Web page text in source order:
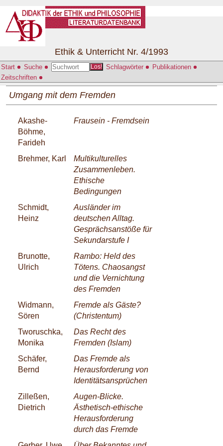
Start Suche Los! Schlagwörter
Publikationen
Zeitschriften
Ethik & Unterricht Nr. 4/1993
Umgang mit dem Fremden
Akashe-
Böhme,
Farideh
Frausein - Fremdsein
Brehmer, Karl
Multikulturelles
Zusammenleben.
Ethische
Bedingungen
Schmidt,
Heinz
Ausländer im
deutschen Alltag.
Gesprächsanstöße für
Sekundarstufe I
Brunotte,
Ulrich
Rambo: Held des
Tötens. Chaosangst
und die Vernichtung
des Fremden
Widmann,
Sören
Fremde als Gäste?
(Christentum)
Tworuschka,
Monika
Das Recht des
Fremden (Islam)
Schäfer,
Bernd
Das Fremde als
Herausforderung von
Identitätsansprüchen
Zilleßen,
Dietrich
Augen-Blicke.
Ästhetisch-ethische
Herausforderung
durch das Fremde